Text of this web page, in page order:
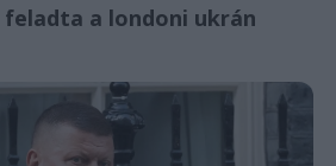
a londoni ukrán